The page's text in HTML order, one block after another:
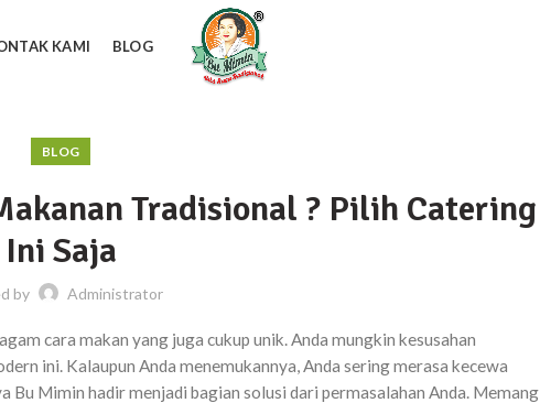
KAMI BLOG
BLOG
Tradisional ? Pilih Catering
Ini Saja
by Administrator
cara makan yang juga cukup unik. Anda mungkin kesusahan
ini. Kalaupun Anda menemukannya, Anda sering merasa kecewa
Bu Mimin hadir menjadi bagian solusi dari permasalahan Anda. Memang